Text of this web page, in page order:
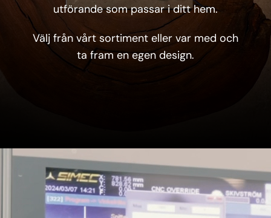
utförande som passar i ditt hem.
Välj från vårt sortiment eller var med och
ta fram en egen design.